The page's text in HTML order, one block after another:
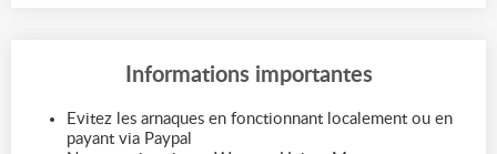
Informations importantes
Evitez les arnaques en fonctionnant localement ou en
payant via Paypal